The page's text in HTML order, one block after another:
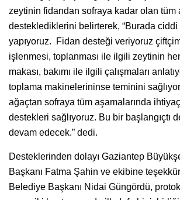
zeytinin fidandan sofraya kadar olan tüm
desteklediklerini belirterek, “Burada ciddi
yapıyoruz. Fidan desteği veriyoruz
işlenmesi, toplanması ile ilgili zeytinin
makası, bakımı ile ilgili çalışmaları
toplama makinelerininse teminini
ağaçtan sofraya tüm aşamalarında
destekleri sağlıyoruz. Bu bir başlangıçtı
devam edecek.” dedi.
Desteklerinden dolayı Gaziantep
Başkanı Fatma Şahin ve ekibine
Belediye Başkanı Nidai Güngördü,